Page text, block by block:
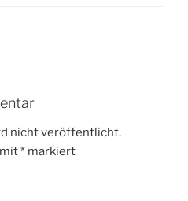
nicht veröffentlicht.
* markiert